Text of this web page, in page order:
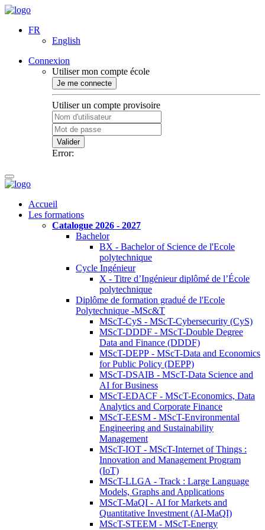
FR
English
Connexion
Utiliser mon compte école
Je me connecte
Utiliser un compte provisoire
Valider
Error:
Accueil
Les formations
Catalogue 2026 - 2027
Bachelor
BX - Bachelor of Science de l'Ecole
polytechnique
Cycle Ingénieur
X - Titre d’Ingénieur diplômé de l’École
polytechnique
Diplôme de formation gradué de l'Ecole
Polytechnique -MSc&T
MScT-CyS - MScT-Cybersecurity (CyS)
MScT-DDDF - MScT-Double Degree
Data and Finance (DDDF)
MScT-DEPP - MScT-Data and Economics
for Public Policy (DEPP)
MScT-DSAIB - MScT-Data Science and
AI for Business
MScT-EDACF - MScT-Economics, Data
Analytics and Corporate Finance
MScT-EESM - MScT-Environmental
Engineering and Sustainability
Management
MScT-IOT - MScT-Internet of Things :
Innovation and Management Program
(IoT)
MScT-LLGA - Track : Large Language
Models, Graphs and Applications
MScT-MaQI - AI for Markets and
Quantitative Investment (AI-MaQI)
MScT-STEEM - MScT-Energy